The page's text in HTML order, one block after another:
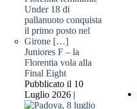
Juniores F – la
Florentia vola alla
Final Eight
Pubblicato il 10
Luglio 2026 |